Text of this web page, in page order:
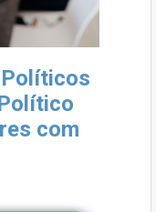
Políticos
com